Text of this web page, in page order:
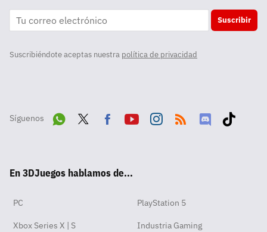
Suscribir
Suscribiéndote aceptas nuestra política de privacidad
Síguenos
pp
ok
En 3DJuegos hablamos de...
PC PlayStation 5
Xbox Series X | S Industria Gaming